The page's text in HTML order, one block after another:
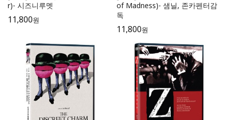
r)- 시즈니루멧
11,800원
of Madness)- 샘닐, 존카펜터감
독
11,800원